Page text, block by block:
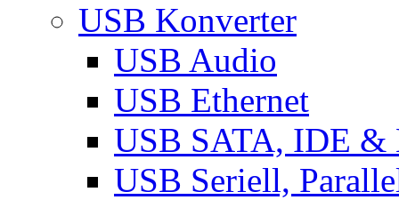
USB Konverter
USB Audio
USB Ethernet
USB SATA, IDE &
USB Seriell,